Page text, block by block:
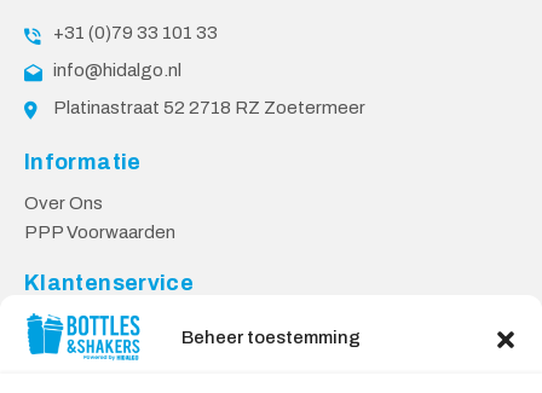
Beheer toestemming
+31 (0)79 33 101 33
info@hidalgo.nl
Platinastraat 52 2718 RZ Zoetermeer
Informatie
Over Ons
PPP Voorwaarden
Klantenservice
Contact
Levering & Retourneren